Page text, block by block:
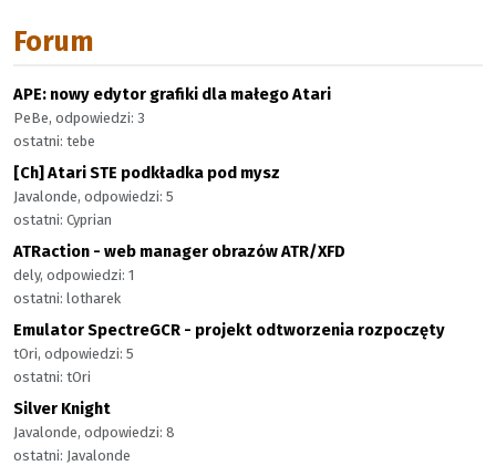
Forum
APE: nowy edytor grafiki dla małego Atari
PeBe, odpowiedzi: 3
ostatni: tebe
[Ch] Atari STE podkładka pod mysz
Javalonde, odpowiedzi: 5
ostatni: Cyprian
ATRaction - web manager obrazów ATR/XFD
dely, odpowiedzi: 1
ostatni: lotharek
Emulator SpectreGCR - projekt odtworzenia rozpoczęty
tOri, odpowiedzi: 5
ostatni: tOri
Silver Knight
Javalonde, odpowiedzi: 8
ostatni: Javalonde